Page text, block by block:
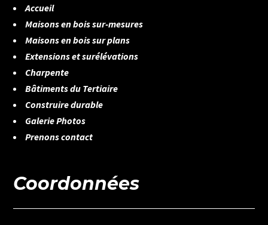
Accueil
Maisons en bois sur-mesures
Maisons en bois sur plans
Extensions et surélévations
Charpente
Bâtiments du Tertiaire
Construire durable
Galerie Photos
Prenons contact
Coordonnées